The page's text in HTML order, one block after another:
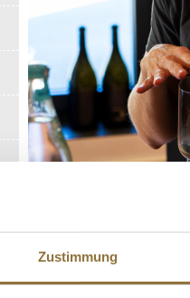
Zustimmung
Heute führen die
zu kreieren. Der Fokus
natürlichen Ressourcen.
Auf rund 21 Hektar
Walporzheimer
Spätburgunder, der auf